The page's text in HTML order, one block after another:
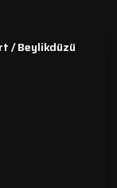
/ Beylikdüzü